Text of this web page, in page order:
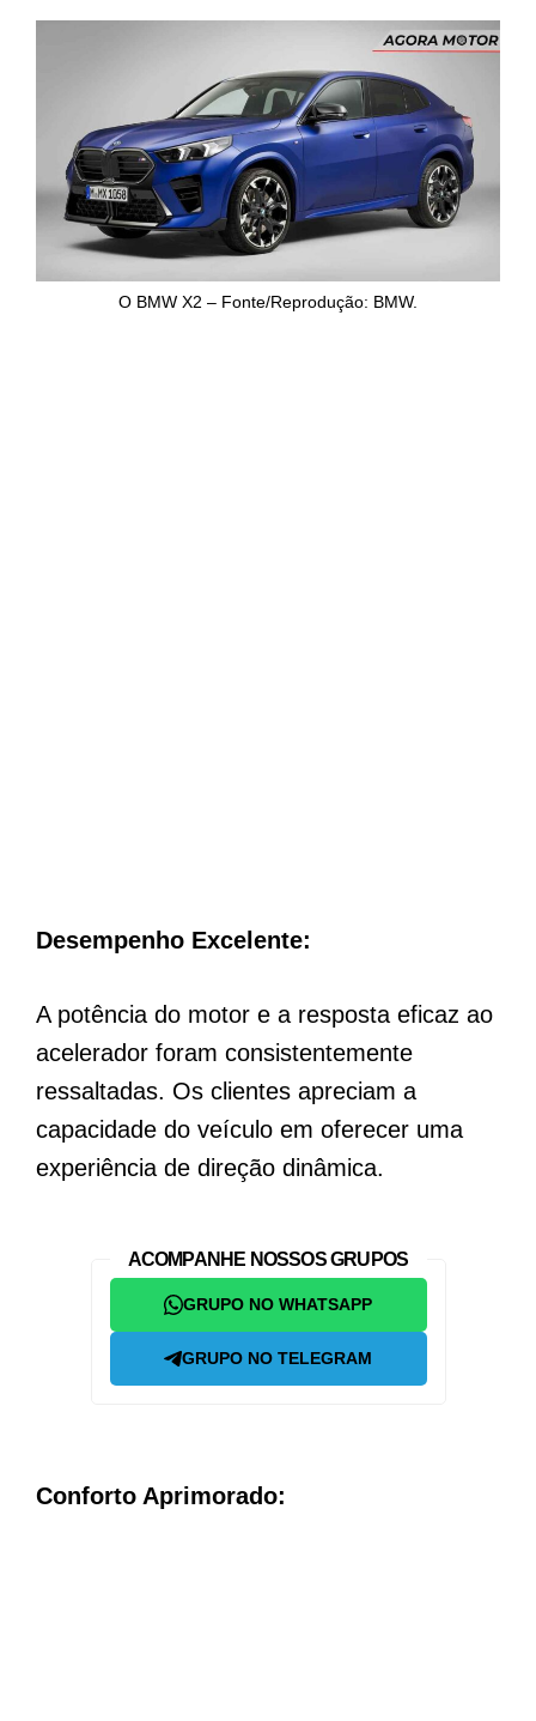
O BMW X2 – Fonte/Reprodução: BMW.
Desempenho Excelente:
A potência do motor e a resposta eficaz ao
acelerador foram consistentemente
ressaltadas. Os clientes apreciam a
capacidade do veículo em oferecer uma
experiência de direção dinâmica.
ACOMPANHE NOSSOS GRUPOS
GRUPO NO WHATSAPP
GRUPO NO TELEGRAM
Conforto Aprimorado: